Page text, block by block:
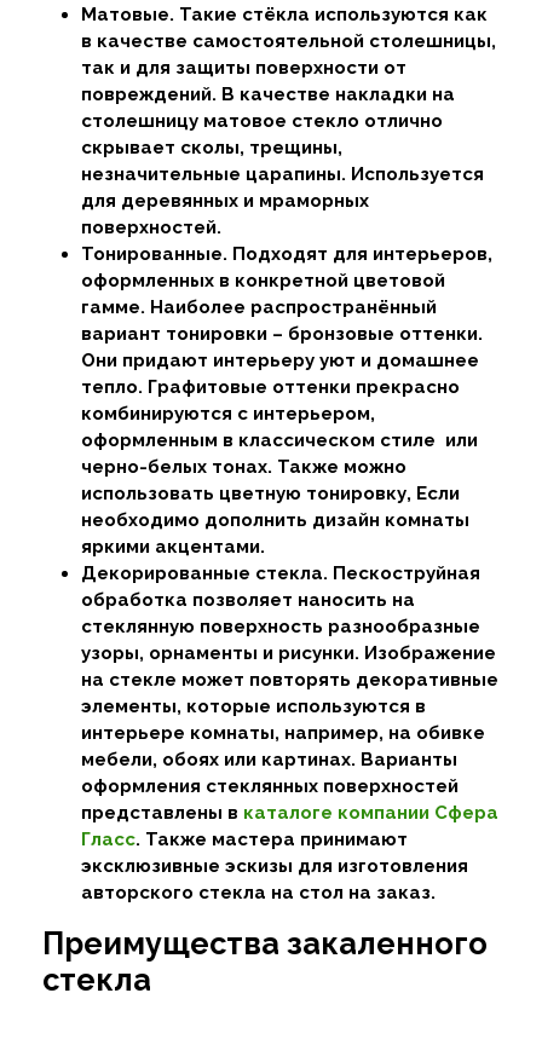
Матовые. Такие стёкла используются как
в качестве самостоятельной столешницы,
так и для защиты поверхности от
повреждений. В качестве накладки на
столешницу матовое стекло отлично
скрывает сколы, трещины,
незначительные царапины. Используется
для деревянных и мраморных
поверхностей.
Тонированные. Подходят для интерьеров,
оформленных в конкретной цветовой
гамме. Наиболее распространённый
вариант тонировки – бронзовые оттенки.
Они придают интерьеру уют и домашнее
тепло. Графитовые оттенки прекрасно
комбинируются с интерьером,
оформленным в классическом стиле или
черно-белых тонах. Также можно
использовать цветную тонировку, Если
необходимо дополнить дизайн комнаты
яркими акцентами.
Декорированные стекла. Пескоструйная
обработка позволяет наносить на
стеклянную поверхность разнообразные
узоры, орнаменты и рисунки. Изображение
на стекле может повторять декоративные
элементы, которые используются в
интерьере комнаты, например, на обивке
мебели, обоях или картинах. Варианты
оформления стеклянных поверхностей
представлены в каталоге компании Сфера
Гласс. Также мастера принимают
эксклюзивные эскизы для изготовления
авторского стекла на стол на заказ.
Преимущества закаленного
стекла